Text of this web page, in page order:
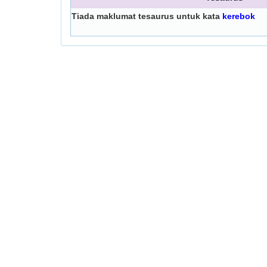
Tiada maklumat tesaurus untuk kata kerebok